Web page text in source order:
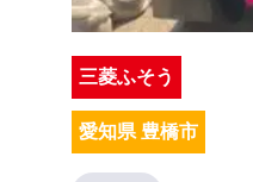
三菱ふそう
愛知県 豊橋市